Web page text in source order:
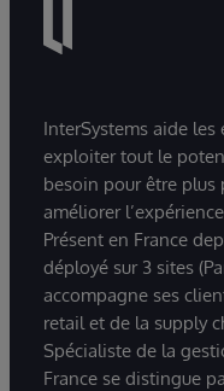
InterSystems aide
exploiter tout le
besoin pour être
améliorer
Présent en France
déployé sur 3 sites
accompagne ses
retail et de la supply
Spécialiste de la
France se distingue